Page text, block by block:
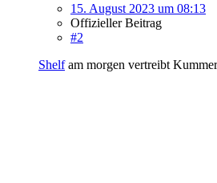
15. August 2023 um 08:13
Offizieller Beitrag
#2
Shelfam morgen vertreibt